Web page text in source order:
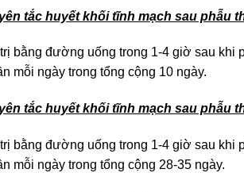
tắc huyết khối tĩnh mạch sau phẫu
bằng đường uống trong 1-4 giờ sau khi
mỗi ngày trong tổng cộng 10 ngày.
tắc huyết khối tĩnh mạch sau phẫu
bằng đường uống trong 1-4 giờ sau khi
mỗi ngày trong tổng cộng 28-35 ngày.